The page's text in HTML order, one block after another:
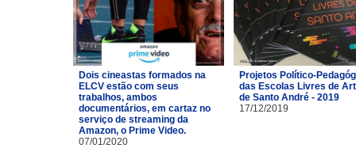
Dois cineastas formados na
ELCV estão com seus
trabalhos, ambos
documentários, em cartaz no
serviço de streaming da
Amazon, o Prime Video.
07/01/2020
Projetos Político-
das Escolas Livres de
de Santo André - 2019
17/12/2019